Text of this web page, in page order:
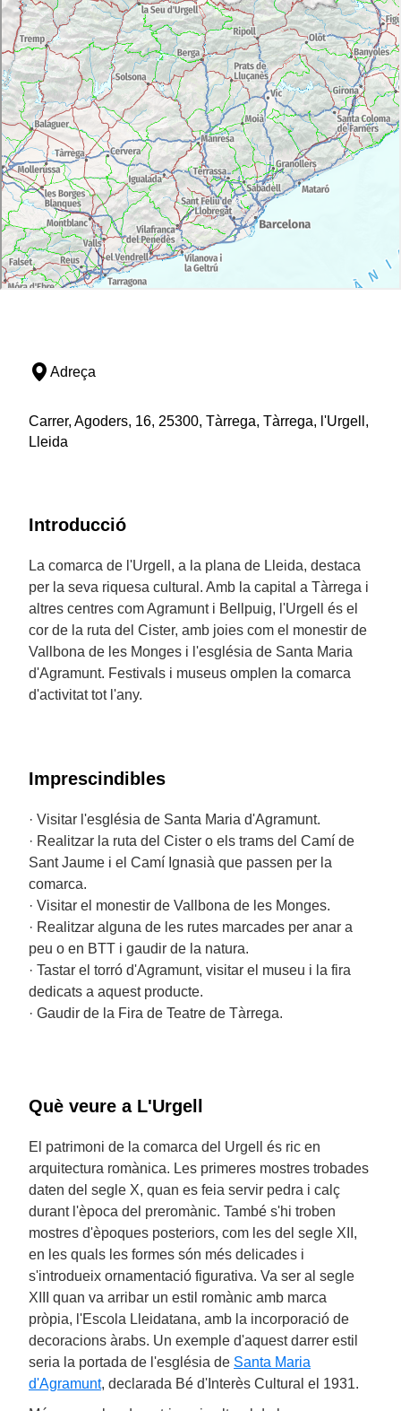
Adreça
Carrer, Agoders, 16, 25300, Tàrrega, Tàrrega, l'Urgell,
Lleida
Introducció
La comarca de l'Urgell, a la plana de Lleida, destaca
per la seva riquesa cultural. Amb la capital a Tàrrega i
altres centres com Agramunt i Bellpuig, l'Urgell és el
cor de la ruta del Cister, amb joies com el monestir de
Vallbona de les Monges i l'església de Santa Maria
d'Agramunt. Festivals i museus omplen la comarca
d'activitat tot l'any.
Imprescindibles
· Visitar l'església de Santa Maria d'Agramunt.
· Realitzar la ruta del Cister o els trams del Camí de
Sant Jaume i el Camí Ignasià que passen per la
comarca.
· Visitar el monestir de Vallbona de les Monges.
· Realitzar alguna de les rutes marcades per anar a
peu o en BTT i gaudir de la natura.
· Tastar el torró d'Agramunt, visitar el museu i la fira
dedicats a aquest producte.
· Gaudir de la Fira de Teatre de Tàrrega.
Què veure a L'Urgell
El patrimoni de la comarca del Urgell és ric en
arquitectura romànica. Les primeres mostres trobades
daten del segle X, quan es feia servir pedra i calç
durant l'època del preromànic. També s'hi troben
mostres d'èpoques posteriors, com les del segle XII,
en les quals les formes són més delicades i
s'introdueix ornamentació figurativa. Va ser al segle
XIII quan va arribar un estil romànic amb marca
pròpia, l'Escola Lleidatana, amb la incorporació de
decoracions àrabs. Un exemple d'aquest darrer estil
seria la portada de l'església de Santa Maria
d'Agramunt, declarada Bé d'Interès Cultural el 1931.